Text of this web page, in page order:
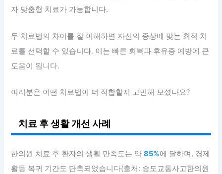
자 맞춤형 치료가 가능합니다.
두 치료법의 차이를 잘 이해하면 자신의 증상에 맞는 최적 치
료를 선택할 수 있습니다. 이는 빠른 회복과 후유증 예방에 큰
도움이 됩니다.
여러분은 어떤 치료법이 더 적합할지 고민해 보셨나요?
치료 후 생활 개선 사례
한의원 치료 후 환자의 생활 만족도는 약85%에 달하며, 경제
활동 복귀 기간도 단축되었습니다(출처: 송도교통사고한의원